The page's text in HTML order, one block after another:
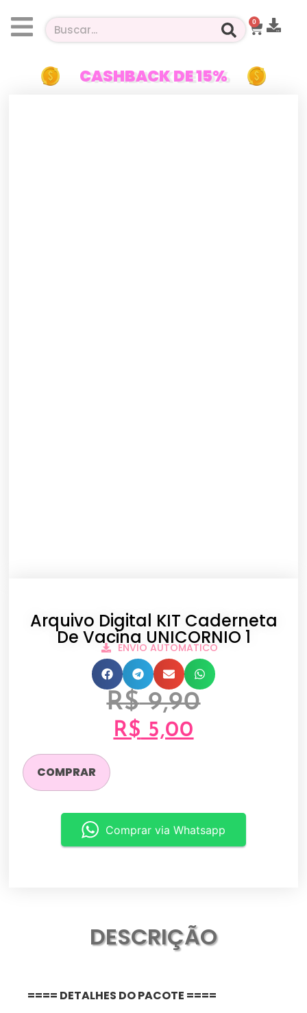
0
CASHBACK DE 15%
Arquivo Digital KIT Caderneta
De Vacina UNICORNIO 1
ENVIO AUTOMATICO
R$9,90
R$ 5,00
COMPRAR
Comprar via Whatsapp
DESCRIÇÃO
==== DETALHES DO PACOTE ====